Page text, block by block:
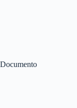
Documento